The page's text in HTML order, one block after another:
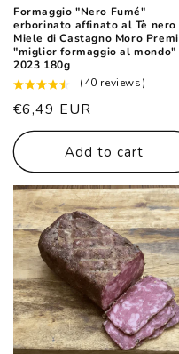
Formaggio "Nero Fumé"
erborinato affinato al Tè nero
Miele di Castagno Moro
"miglior formaggio al mondo"
2023 180g
(40 reviews)
List
price
€6,49 EUR
Add to cart